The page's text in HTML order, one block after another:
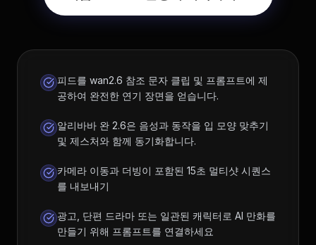
피드를 wan2.6 참조 문자 클립 및 프롬프트에 제
공하여 완전한 연기 장면을 얻습니다.
알리바바 완 2.6은 음성과 동작을 입 모양 맞추기
및 제스처와 함께 동기화합니다.
카메라 이동과 더빙이 포함된 15초 멀티샷 시퀀스
를 내보내기
광고, 단편 드라마 또는 일관된 캐릭터로 AI 만화를
만들기 위해 프롬프트를 연결하세요